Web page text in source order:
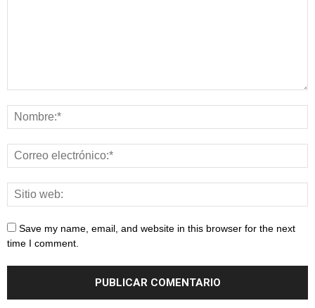
Save my name, email, and website in this browser for the next
time I comment.